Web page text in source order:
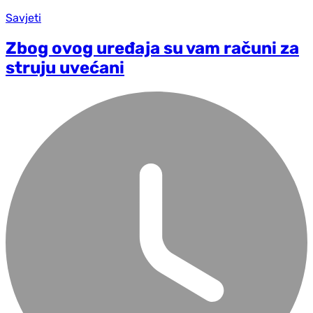
Savjeti
Zbog ovog uređaja su vam računi za
struju uvećani